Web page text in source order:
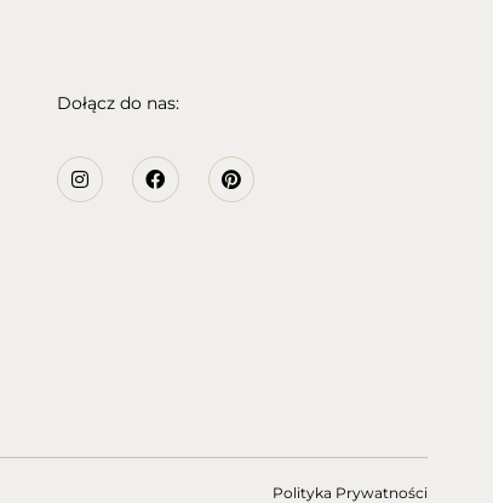
Dołącz do nas:
Polityka Prywatności